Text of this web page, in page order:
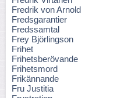
Fredrik von Arnold
Fredsgarantier
Fredssamtal
Frey Björlingson
Frihet
Frihetsberövande
Frihetsmord
Frikännande
Fru Justitia